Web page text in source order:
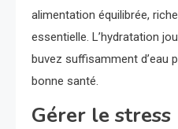
alimentation équilibrée,
essentielle. L’hydratation
buvez suffisamment d’eau
bonne santé.
Gérer le stress